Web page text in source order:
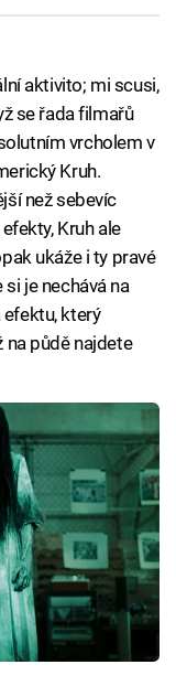
aktivito; mi scusi,
se řada filmařů
vrcholem v
Kruh.
než sebevíc
Kruh ale
ukáže i ty pravé
je nechává na
který
na půdě najdete